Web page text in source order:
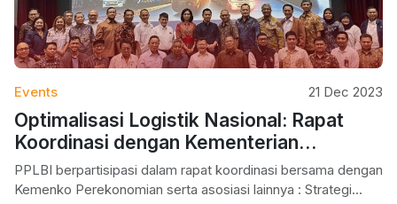
Events 21 Dec 2023
Optimalisasi Logistik Nasional: Rapat
Koordinasi dengan Kementerian
Koordinator Perekonomian
PPLBI berpartisipasi dalam rapat koordinasi bersama dengan
Kemenko Perekonomian serta asosiasi lainnya : Strategi...